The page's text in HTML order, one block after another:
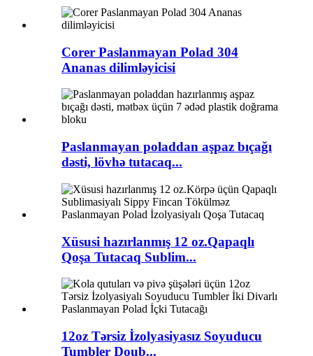
Corer Paslanmayan Polad 304
Ananas dilimləyicisi
Paslanmayan poladdan aşpaz bıçağı
dəsti, lövhə tutacaq...
Xüsusi hazırlanmış 12 oz.Qapaqlı
Qoşa Tutacaq Sublim...
12oz Tərsiz İzolyasiyasız Soyuducu
Tumbler Doub...